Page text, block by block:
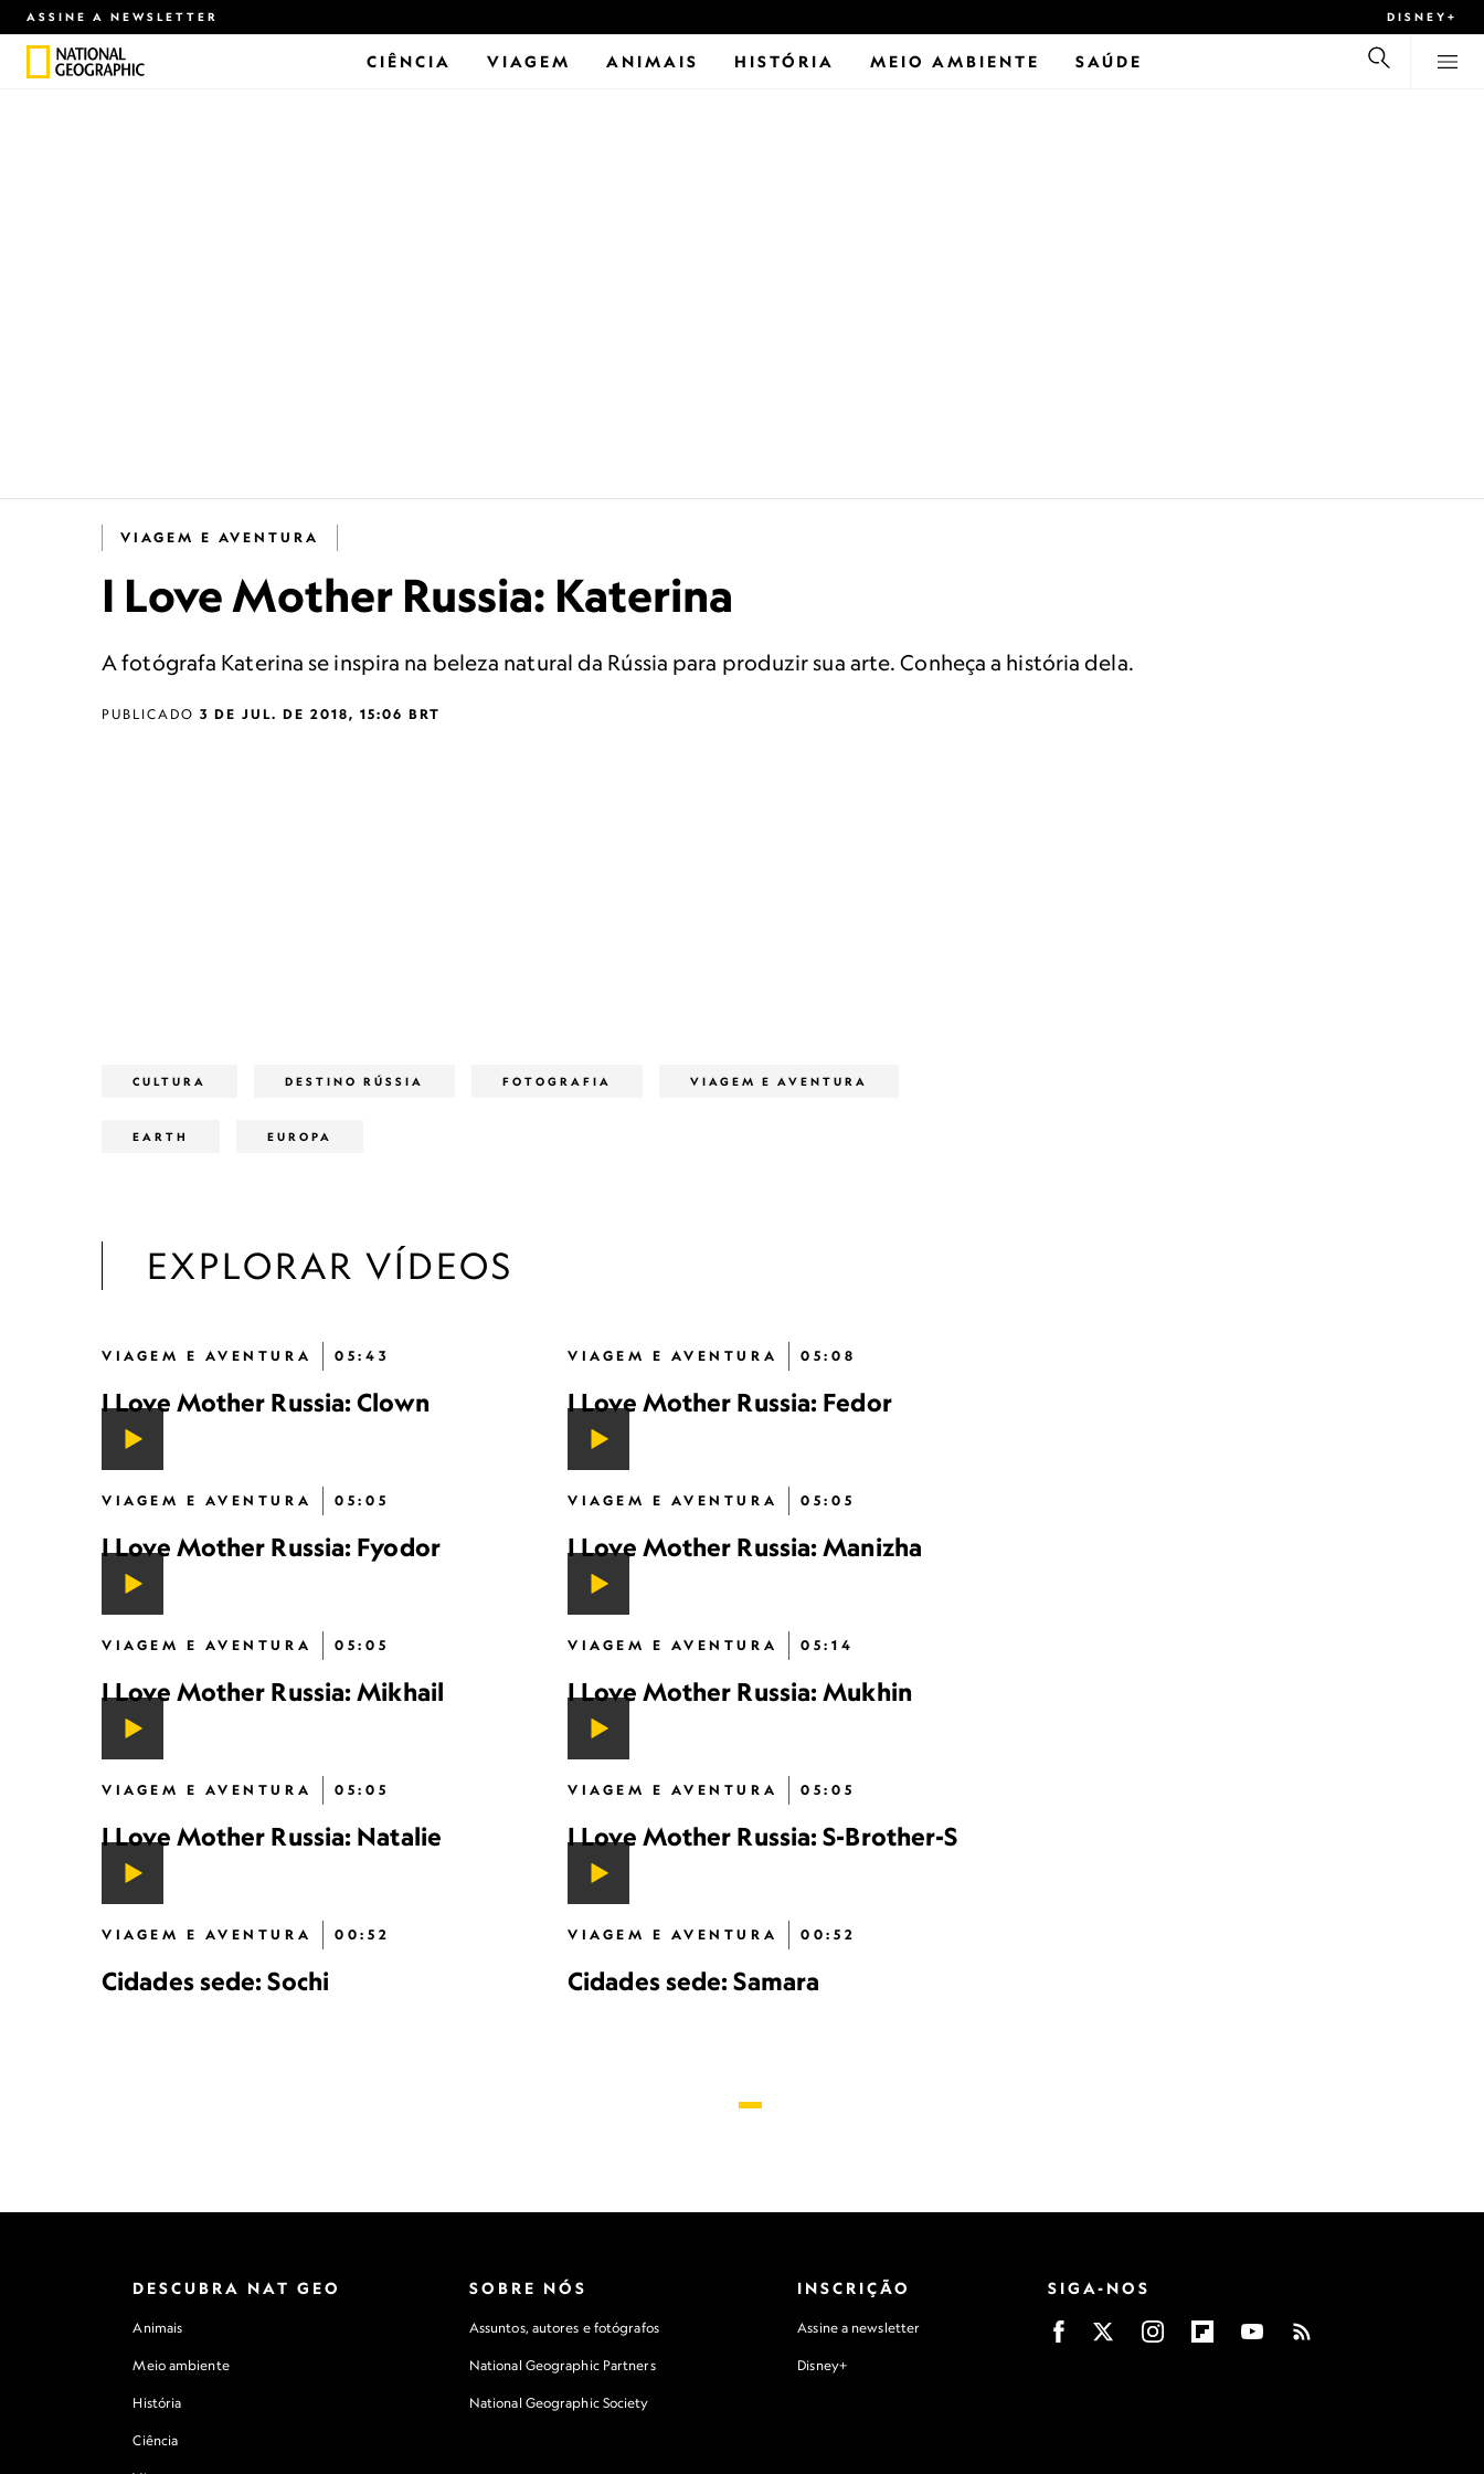
ASSINE A NEWSLETTER DISNEY+
CIÊNCIA VIAGEM ANIMAIS HISTÓRIA MEIO AMBIENTE SAÚDE
VIAGEM E AVENTURA
I Love Mother Russia: Katerina
A fotógrafa Katerina se inspira na beleza natural da Rússia para produzir sua arte. Conheça a história dela.
PUBLICADO 3 DE JUL. DE 2018, 15:06 BRT
CULTURA DESTINO RÚSSIA FOTOGRAFIA VIAGEM E AVENTURA
EARTH EUROPA
EXPLORAR VÍDEOS
VIAGEM E AVENTURA 05:43
I Love Mother Russia: Clown
VIAGEM E AVENTURA 05:08
I Love Mother Russia: Fedor
VIAGEM E AVENTURA 05:05
I Love Mother Russia: Fyodor
VIAGEM E AVENTURA 05:05
I Love Mother Russia: Manizha
VIAGEM E AVENTURA 05:05
I Love Mother Russia: Mikhail
VIAGEM E AVENTURA 05:14
I Love Mother Russia: Mukhin
VIAGEM E AVENTURA 05:05
I Love Mother Russia: Natalie
VIAGEM E AVENTURA 05:05
I Love Mother Russia: S-Brother-S
VIAGEM E AVENTURA 00:52
Cidades sede: Sochi
VIAGEM E AVENTURA 00:52
Cidades sede: Samara
DESCUBRA NAT GEO
Animais
Meio ambiente
História
Ciência
SOBRE NÓS
Assuntos, autores e fotógrafos
National Geographic Partners
National Geographic Society
INSCRIÇÃO
Assine a newsletter
Disney+
SIGA-NOS